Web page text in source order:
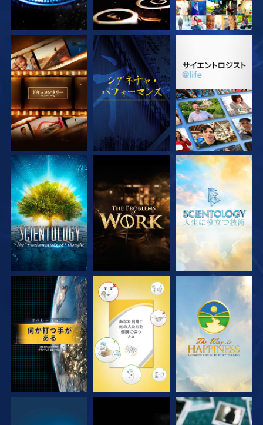
シリーズを探求 観る シリーズを探求
シリーズを探求 シリーズを探求 シリーズを探求
観る 観る 観る